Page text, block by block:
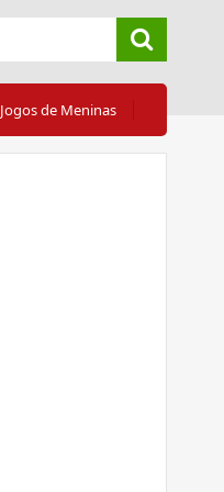
Jogos de Meninas